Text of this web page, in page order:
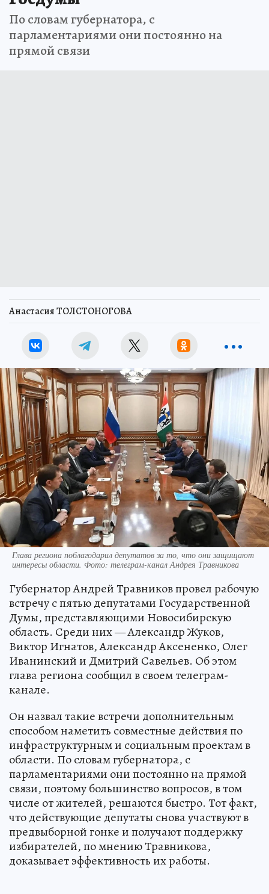
По словам губернатора, с
парламентариями они постоянно на
прямой связи
Анастасия ТОЛСТОНОГОВА
Глава региона поблагодарил депутатов за то, что они защищают
интересы области. Фото: телеграм-канал Андрея Травникова
Губернатор Андрей Травников провел рабочую
встречу с пятью депутатами Государственной
Думы, представляющими Новосибирскую
область. Среди них — Александр Жуков,
Виктор Игнатов, Александр Аксененко, Олег
Иванинский и Дмитрий Савельев. Об этом
глава региона сообщил в своем телеграм-
канале.
Он назвал такие встречи дополнительным
способом наметить совместные действия по
инфраструктурным и социальным проектам в
области. По словам губернатора, с
парламентариями они постоянно на прямой
связи, поэтому большинство вопросов, в том
числе от жителей, решаются быстро. Тот факт,
что действующие депутаты снова участвуют в
предвыборной гонке и получают поддержку
избирателей, по мнению Травникова,
доказывает эффективность их работы.